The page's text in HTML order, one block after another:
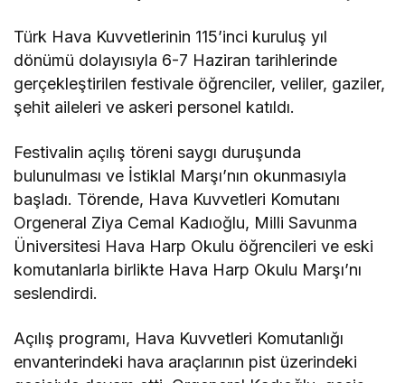
Türk Hava Kuvvetlerinin 115’inci kuruluş yıl
dönümü dolayısıyla 6-7 Haziran tarihlerinde
gerçekleştirilen festivale öğrenciler, veliler, gaziler,
şehit aileleri ve askeri personel katıldı.
Festivalin açılış töreni saygı duruşunda
bulunulması ve İstiklal Marşı’nın okunmasıyla
başladı. Törende, Hava Kuvvetleri Komutanı
Orgeneral Ziya Cemal Kadıoğlu, Milli Savunma
Üniversitesi Hava Harp Okulu öğrencileri ve eski
komutanlarla birlikte Hava Harp Okulu Marşı’nı
seslendirdi.
Açılış programı, Hava Kuvvetleri Komutanlığı
envanterindeki hava araçlarının pist üzerindeki